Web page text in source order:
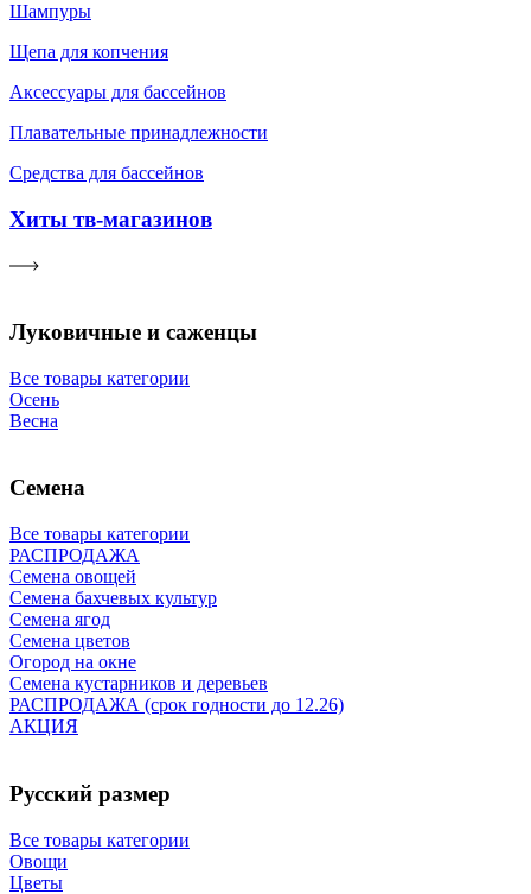
Шампуры
Щепа для копчения
Аксессуары для бассейнов
Плавательные принадлежности
Средства для бассейнов
Хиты тв-магазинов
Луковичные и саженцы
Все товары категории
Осень
Весна
Семена
Все товары категории
РАСПРОДАЖА
Семена овощей
Семена бахчевых культур
Семена ягод
Семена цветов
Огород на окне
Семена кустарников и деревьев
РАСПРОДАЖА (срок годности до 12.26)
АКЦИЯ
Русский размер
Все товары категории
Овощи
Цветы